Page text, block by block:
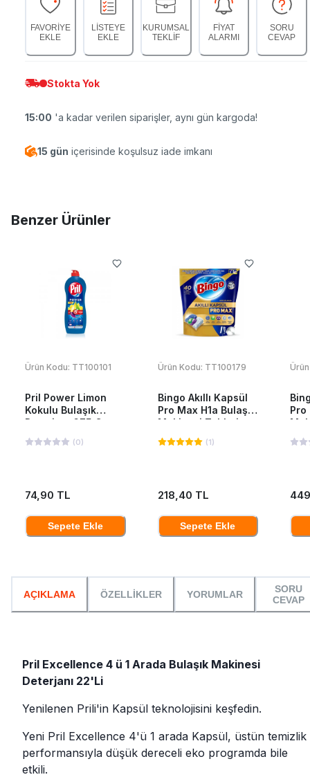
FAVORİYE
EKLE
LİSTEYE
EKLE
KURUMSAL
TEKLİF
FİYAT
ALARMI
SORU
CEVAP
Stokta Yok
15:00 'a kadar verilen siparişler, aynı gün kargoda!
15 gün içerisinde koşulsuz iade imkanı
Benzer Ürünler
Ürün Kodu: TT100101
Pril Power Limon
Kokulu Bulaşık
Deterjanı 675 Gr
(0)
74,90 TL
Sepete Ekle
Ürün Kodu: TT100179
Bingo Akıllı Kapsül
Pro Max H1a Bulaşık
Makinesi Tableti
40'Lı
(1)
218,40 TL
Sepete Ekle
Pro
AÇIKLAMA ÖZELLİKLER YORUMLAR
SORU
CEVAP
Pril Excellence 4 ü 1 Arada Bulaşık Makinesi
Deterjanı 22'Li
Yenilenen Prili'in Kapsül teknolojisini keşfedin.
Yeni Pril Excellence 4'ü 1 arada Kapsül, üstün temizlik
performansıyla düşük dereceli eko programda bile
etkili.